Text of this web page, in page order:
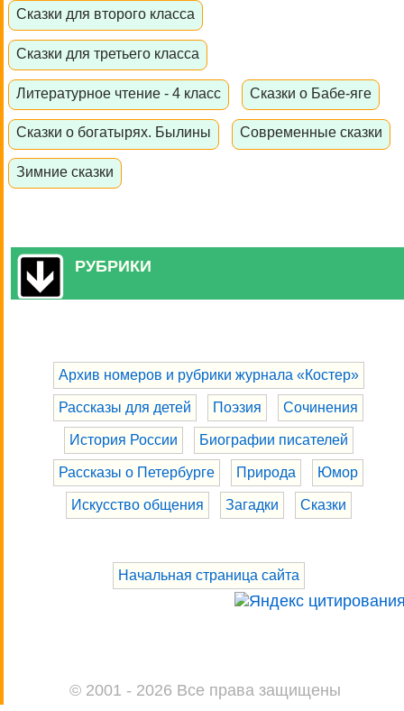
Сказки для второго класса
Сказки для третьего класса
Литературное чтение - 4 класс Сказки о Бабе-яге
Сказки о богатырях. Былины Современные сказки
Зимние сказки
РУБРИКИ
Архив номеров и рубрики журнала «Костер»
Рассказы для детей Поэзия Сочинения
История России Биографии писателей
Рассказы о Петербурге Природа Юмор
Искусство общения Загадки Сказки
Начальная страница сайта
© 2001 - 2026 Все права защищены